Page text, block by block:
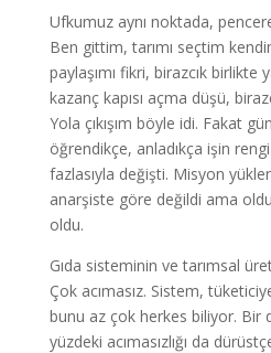
Ufkumuz aynı noktada,
Ben gittim, tarımı seçtim
paylaşımı fikri, birazcık birlikte
kazanç kapısı açma düşü,
Yola çıkışım böyle idi. Fakat
öğrendikçe, anladıkça işin
fazlasıyla değişti. Misyon
anarşiste göre değildi ama
oldu.
Gıda sisteminin ve tarımsal
Çok acımasız. Sistem,
bunu az çok herkes biliyor. Bir
yüzdeki acımasızlığı da